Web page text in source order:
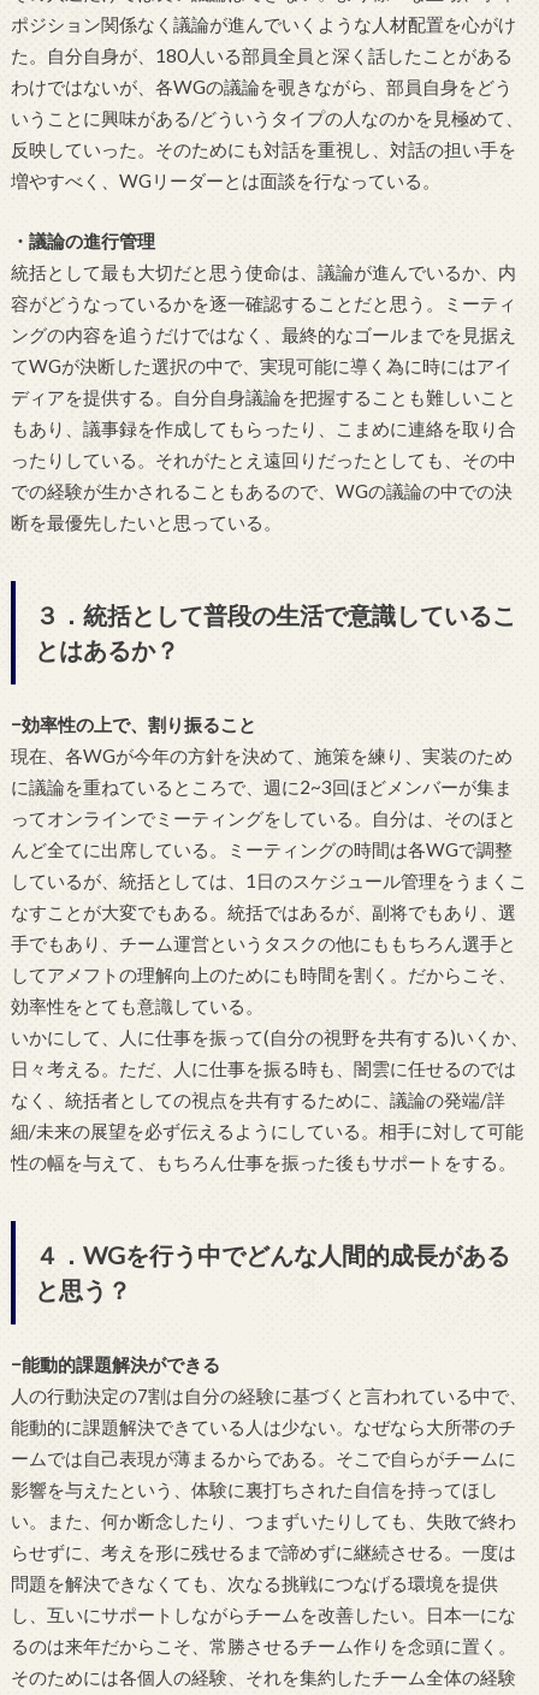
ポジション関係なく議論が進んでいくような人材配置を心がけ
た。自分自身が、180人いる部員全員と深く話したことがある
わけではないが、各WGの議論を覗きながら、部員自身をどう
いうことに興味がある/どういうタイプの人なのかを見極めて、
反映していった。そのためにも対話を重視し、対話の担い手を
増やすべく、WGリーダーとは面談を行なっている。
・議論の進行管理
統括として最も大切だと思う使命は、議論が進んでいるか、内
容がどうなっているかを逐一確認することだと思う。ミーティ
ングの内容を追うだけではなく、最終的なゴールまでを見据え
てWGが決断した選択の中で、実現可能に導く為に時にはアイ
ディアを提供する。自分自身議論を把握することも難しいこと
もあり、議事録を作成してもらったり、こまめに連絡を取り合
ったりしている。それがたとえ遠回りだったとしても、その中
での経験が生かされることもあるので、WGの議論の中での決
断を最優先したいと思っている。
３．統括として普段の生活で意識しているこ
とはあるか？
−効率性の上で、割り振ること
現在、各WGが今年の方針を決めて、施策を練り、実装のため
に議論を重ねているところで、週に2~3回ほどメンバーが集ま
ってオンラインでミーティングをしている。自分は、そのほと
んど全てに出席している。ミーティングの時間は各WGで調整
しているが、統括としては、1日のスケジュール管理をうまくこ
なすことが大変でもある。統括ではあるが、副将でもあり、選
手でもあり、チーム運営というタスクの他にももちろん選手と
してアメフトの理解向上のためにも時間を割く。だからこそ、
効率性をとても意識している。
いかにして、人に仕事を振って(自分の視野を共有する)いくか、
日々考える。ただ、人に仕事を振る時も、闇雲に任せるのでは
なく、統括者としての視点を共有するために、議論の発端/詳
細/未来の展望を必ず伝えるようにしている。相手に対して可能
性の幅を与えて、もちろん仕事を振った後もサポートをする。
４．WGを行う中でどんな人間的成長がある
と思う？
−能動的課題解決ができる
人の行動決定の7割は自分の経験に基づくと言われている中で、
能動的に課題解決できている人は少ない。なぜなら大所帯のチ
ームでは自己表現が薄まるからである。そこで自らがチームに
影響を与えたという、体験に裏打ちされた自信を持ってほし
い。また、何か断念したり、つまずいたりしても、失敗で終わ
らせずに、考えを形に残せるまで諦めずに継続させる。一度は
問題を解決できなくても、次なる挑戦につなげる環境を提供
し、互いにサポートしながらチームを改善したい。日本一にな
るのは来年だからこそ、常勝させるチーム作りを念頭に置く。
そのためには各個人の経験、それを集約したチーム全体の経験